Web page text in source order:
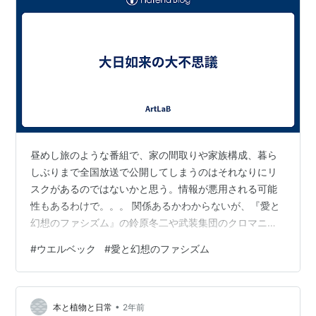
昼めし旅のような番組で、家の間取りや家族構成、暮ら
しぶりまで全国放送で公開してしまうのはそれなりにリ
スクがあるのではないかと思う。情報が悪用される可能
性もあるわけで。。。 関係あるかわからないが、『愛と
幻想のファシズム』の鈴原冬二や武装集団のクロマニヨ
ら組織された武装集団による犯行が行われなくもない。
あの小説を読んで思うのは、鈴原冬二は狩猟が好きなら
あのままジャガイモの収穫のバイトとかをしつつ、狩猟
を続けていれば良かったのにと思う。 ザ・マンの社長を
#ウエルベック #愛と幻想のファシズム
本と植物と日常 • 2年前